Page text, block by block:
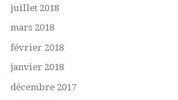
juillet 2018
mars 2018
février 2018
janvier 2018
décembre 2017